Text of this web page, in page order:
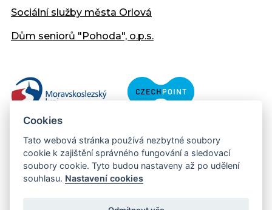
Sociální služby města Orlová
Dům seniorů "Pohoda", o.p.s.
Copyright © 2013 - 2026 Městský úřad Orlová
Cookies
Tato webová stránka používá nezbytné soubory
cookie k zajištění správného fungování a sledovací
soubory cookie. Tyto budou nastaveny až po udělení
souhlasu. Nastavení cookies